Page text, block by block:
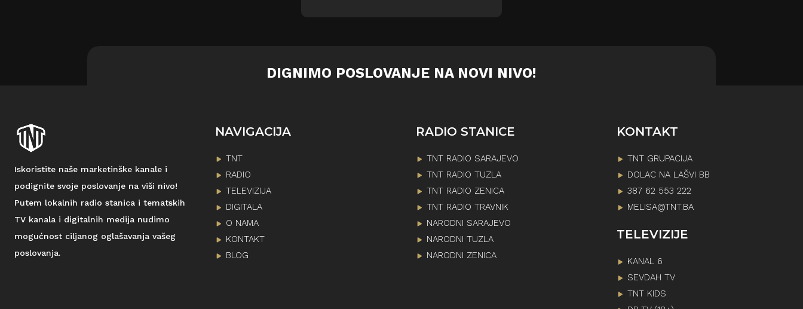
DIGNIMO POSLOVANJE NA NOVI NIVO!
Iskoristite naše marketinške kanale i
podignite svoje poslovanje na viši nivo!
Putem lokalnih radio stanica i tematskih
TV kanala i digitalnih medija nudimo
mogućnost ciljanog oglašavanja vašeg
poslovanja.
NAVIGACIJA
TNT
RADIO
TELEVIZIJA
DIGITALA
O NAMA
KONTAKT
BLOG
RADIO STANICE
TNT RADIO SARAJEVO
TNT RADIO TUZLA
TNT RADIO ZENICA
TNT RADIO TRAVNIK
NARODNI SARAJEVO
NARODNI TUZLA
NARODNI ZENICA
KONTAKT
TNT GRUPACIJA
DOLAC NA LAŠVI BB
387 62 553 222
MELISA@TNT.BA
TELEVIZIJE
KANAL 6
SEVDAH TV
TNT KIDS